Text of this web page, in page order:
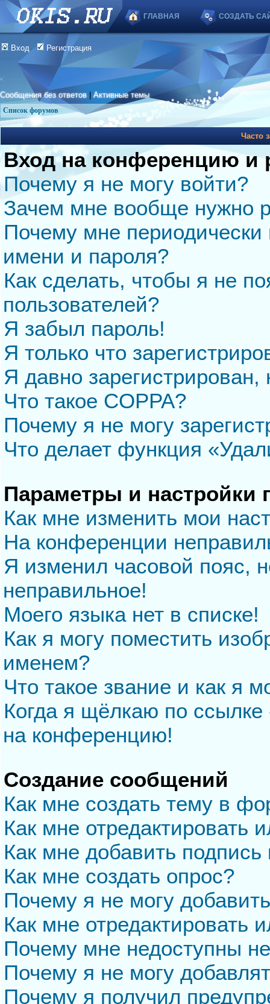
ГЛАВНАЯ СОЗДАТЬ
Вход Регистрация
Сообщения без ответов |Активные темы
Список форумов
Часто
Вход на конференцию и
Почему я не могу войти?
Зачем мне вообще нужно
Почему мне периодически
имени и пароля?
Как сделать, чтобы я не
пользователей?
Я забыл пароль!
Я только что
Я давно
Что такое COPPA?
Почему я не могу
Что делает функция
Параметры и настройки
Как мне изменить мои
На конференции
Я изменил часовой пояс,
неправильное!
Моего языка нет в списке!
Как я могу поместить
именем?
Что такое звание и как я
Когда я щёлкаю по
на конференцию!
Создание сообщений
Как мне создать тему в
Как мне отредактировать
Как мне добавить
Как мне создать опрос?
Почему я не могу
Как мне отредактировать
Почему мне недоступны
Почему я не могу
Почему я получил